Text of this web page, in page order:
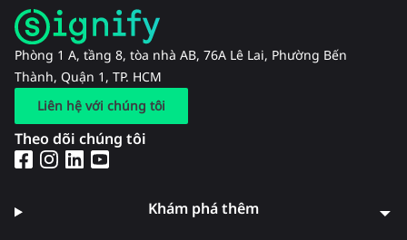
Phòng 1 A, tầng 8, tòa nhà AB, 76A Lê Lai, Phường Bến
Thành, Quận 1, TP. HCM
Liên hệ với chúng tôi
Theo dõi chúng tôi
Khám phá thêm